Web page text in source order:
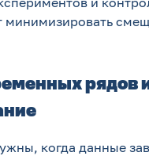
рядов
когда данные